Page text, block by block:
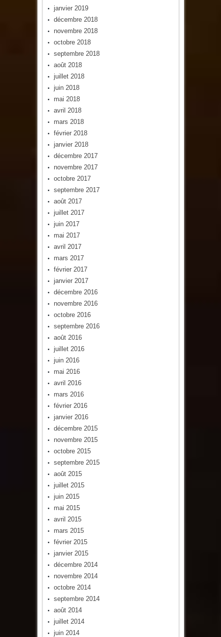
janvier 2019
décembre 2018
novembre 2018
octobre 2018
septembre 2018
août 2018
juillet 2018
juin 2018
mai 2018
avril 2018
mars 2018
février 2018
janvier 2018
décembre 2017
novembre 2017
octobre 2017
septembre 2017
août 2017
juillet 2017
juin 2017
mai 2017
avril 2017
mars 2017
février 2017
janvier 2017
décembre 2016
novembre 2016
octobre 2016
septembre 2016
août 2016
juillet 2016
juin 2016
mai 2016
avril 2016
mars 2016
février 2016
janvier 2016
décembre 2015
novembre 2015
octobre 2015
septembre 2015
août 2015
juillet 2015
juin 2015
mai 2015
avril 2015
mars 2015
février 2015
janvier 2015
décembre 2014
novembre 2014
octobre 2014
septembre 2014
août 2014
juillet 2014
juin 2014